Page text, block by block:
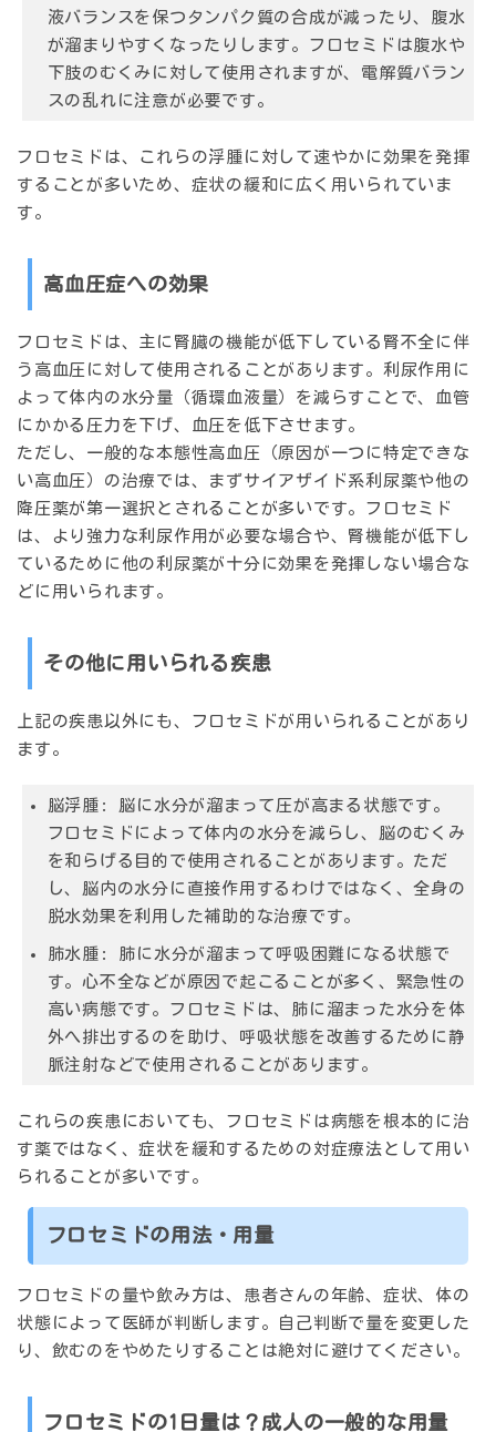
液バランスを保つタンパク質の合成が減ったり、腹水
が溜まりやすくなったりします。フロセミドは腹水や
下肢のむくみに対して使用されますが、電解質バラン
スの乱れに注意が必要です。
フロセミドは、これらの浮腫に対して速やかに効果を発揮
することが多いため、症状の緩和に広く用いられていま
す。
高血圧症への効果
フロセミドは、主に腎臓の機能が低下している腎不全に伴
う高血圧に対して使用されることがあります。利尿作用に
よって体内の水分量（循環血液量）を減らすことで、血管
にかかる圧力を下げ、血圧を低下させます。
ただし、一般的な本態性高血圧（原因が一つに特定できな
い高血圧）の治療では、まずサイアザイド系利尿薬や他の
降圧薬が第一選択とされることが多いです。フロセミド
は、より強力な利尿作用が必要な場合や、腎機能が低下し
ているために他の利尿薬が十分に効果を発揮しない場合な
どに用いられます。
その他に用いられる疾患
上記の疾患以外にも、フロセミドが用いられることがあり
ます。
脳浮腫:
脳に水分が溜まって圧が高まる状態です。
フロセミドによって体内の水分を減らし、脳のむくみ
を和らげる目的で使用されることがあります。ただ
し、脳内の水分に直接作用するわけではなく、全身の
脱水効果を利用した補助的な治療です。
肺水腫:
肺に水分が溜まって呼吸困難になる状態で
す。心不全などが原因で起こることが多く、緊急性の
高い病態です。フロセミドは、肺に溜まった水分を体
外へ排出するのを助け、呼吸状態を改善するために静
脈注射などで使用されることがあります。
これらの疾患においても、フロセミドは病態を根本的に治
す薬ではなく、症状を緩和するための対症療法として用い
られることが多いです。
フロセミドの用法・用量
フロセミドの量や飲み方は、患者さんの年齢、症状、体の
状態によって医師が判断します。自己判断で量を変更した
り、飲むのをやめたりすることは絶対に避けてください。
フロセミドの1日量は？成人の一般的な用量